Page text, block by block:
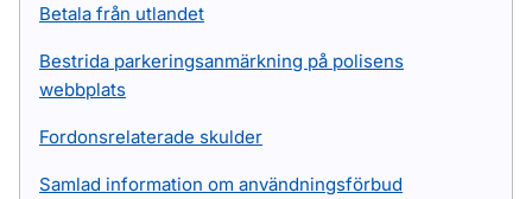
Betala från utlandet
Bestrida parkeringsanmärkning på polisens
webbplats
Fordonsrelaterade skulder
Samlad information om användningsförbud